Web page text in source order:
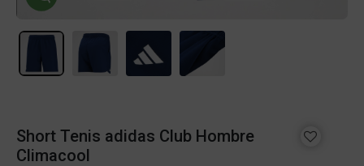
Short Tenis adidas Club Hombre
Climacool